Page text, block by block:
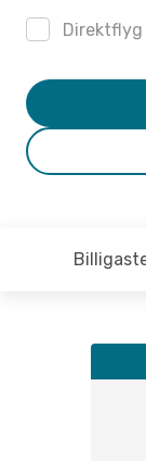
Direktflyg